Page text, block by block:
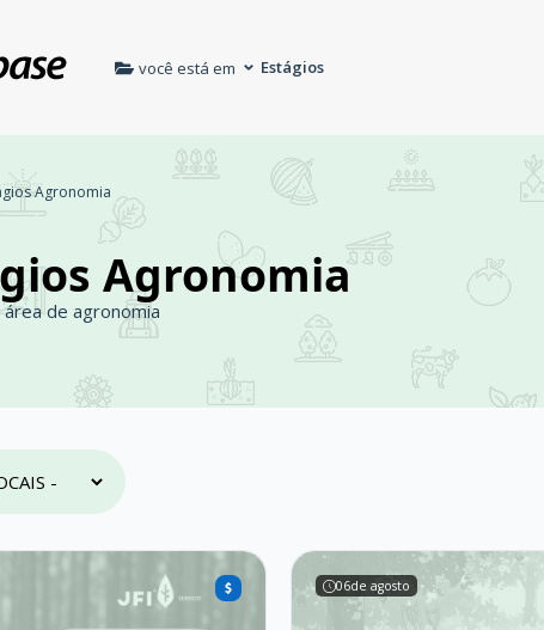
você está em Estágios
Agronomia
Agronomia
de agronomia
06de agosto